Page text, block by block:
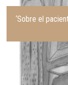
‘Sobre el